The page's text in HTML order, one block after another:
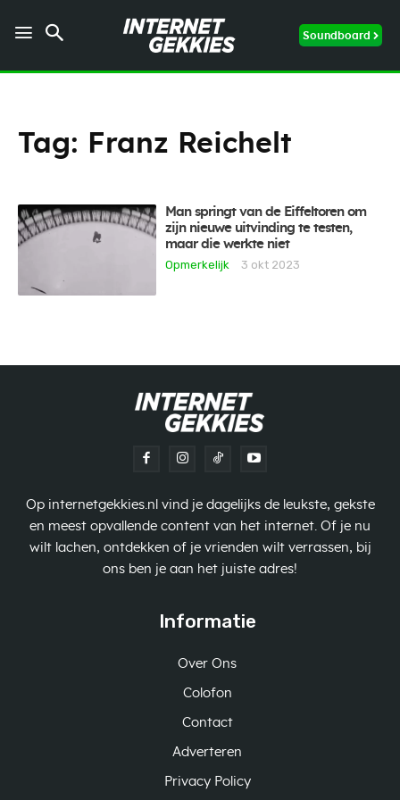
Soundboard
Tag: Franz Reichelt
Man springt van de Eiffeltoren om
zijn nieuwe uitvinding te testen,
maar die werkte niet
Opmerkelijk
3 okt 2023
Op internetgekkies.nl vind je dagelijks de leukste, gekste
en meest opvallende content van het internet. Of je nu
wilt lachen, ontdekken of je vrienden wilt verrassen, bij
ons ben je aan het juiste adres!
Informatie
Over Ons
Colofon
Contact
Adverteren
Privacy Policy